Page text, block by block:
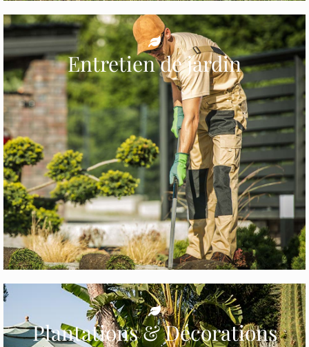
Entretien de jardin
Plantations & Décorations